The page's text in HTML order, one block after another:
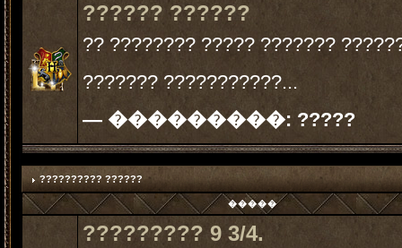
?????? ??????
?? ???????? ????? ???????
??????? ???????????...
— ���������: ?????
?????????? ??????
�����
????????? 9 3/4.